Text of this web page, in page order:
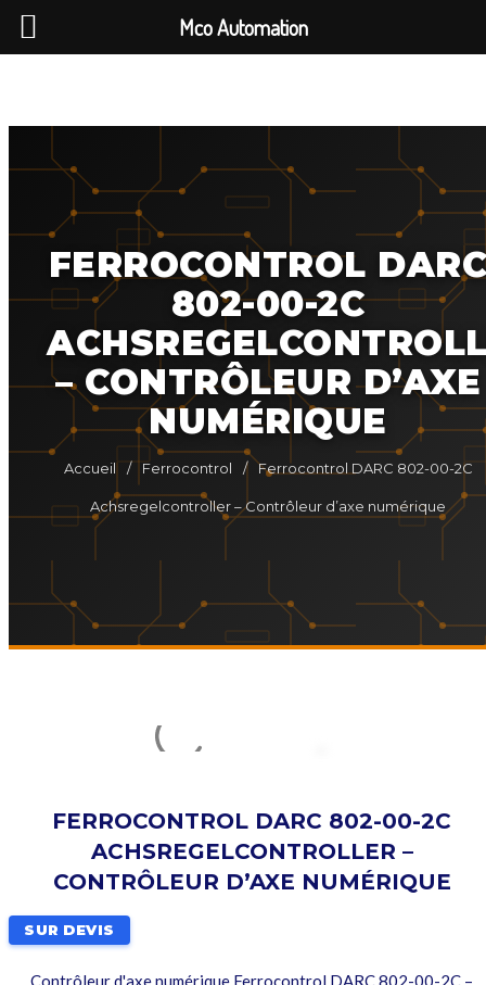
FERROCONTROL
802-00-2C
– CONTRÔLEUR D’AXE
NUMÉRIQUE
Accueil / Ferrocontrol / Ferrocontrol DARC 802-00-2C
Achsregelcontroller – Contrôleur d’axe numérique
FERROCONTROL DARC 802-00-2C
ACHSREGELCONTROLLER –
CONTRÔLEUR D’AXE NUMÉRIQUE
SUR DEVIS
Contrôleur d'axe numérique Ferrocontrol DARC 802-00-2C –
Mco Automation